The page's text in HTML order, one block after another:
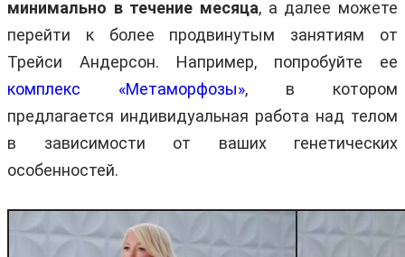
минимально в течение месяца, а далее можете
перейти к более продвинутым занятиям от
Трейси Андерсон. Например, попробуйте ее
комплекс «Метаморфозы», в котором
предлагается индивидуальная работа над телом
в зависимости от ваших генетических
особенностей.